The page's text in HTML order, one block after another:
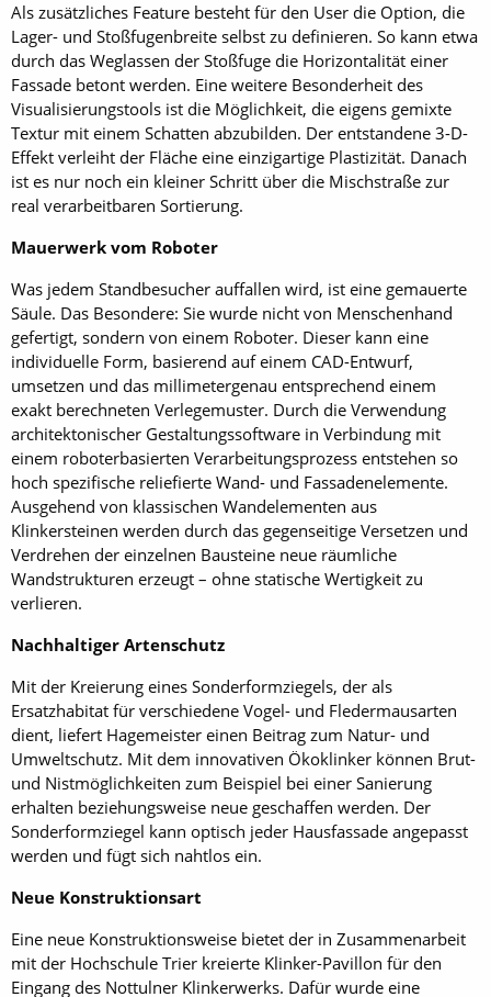
Als zusätzliches Feature besteht für den User die Option, die
Lager- und Stoßfugenbreite selbst zu definieren. So kann etwa
durch das Weglassen der Stoßfuge die Horizontalität einer
Fassade betont werden. Eine weitere Besonderheit des
Visualisierungstools ist die Möglichkeit, die eigens gemixte
Textur mit einem Schatten abzubilden. Der entstandene 3-D-
Effekt verleiht der Fläche eine einzigartige Plastizität. Danach
ist es nur noch ein kleiner Schritt über die Mischstraße zur
real verarbeitbaren Sortierung.
Mauerwerk vom Roboter
Was jedem Standbesucher auffallen wird, ist eine gemauerte
Säule. Das Besondere: Sie wurde nicht von Menschenhand
gefertigt, sondern von einem Roboter. Dieser kann eine
individuelle Form, basierend auf einem CAD-Entwurf,
umsetzen und das millimetergenau entsprechend einem
exakt berechneten Verlegemuster. Durch die Verwendung
architektonischer Gestaltungssoftware in Verbindung mit
einem roboterbasierten Verarbeitungsprozess entstehen so
hoch spezifische reliefierte Wand- und Fassadenelemente.
Ausgehend von klassischen Wandelementen aus
Klinkersteinen werden durch das gegenseitige Versetzen und
Verdrehen der einzelnen Bausteine neue räumliche
Wandstrukturen erzeugt – ohne statische Wertigkeit zu
verlieren.
Nachhaltiger Artenschutz
Mit der Kreierung eines Sonderformziegels, der als
Ersatzhabitat für verschiedene Vogel- und Fledermausarten
dient, liefert Hagemeister einen Beitrag zum Natur- und
Umweltschutz. Mit dem innovativen Ökoklinker können Brut-
und Nistmöglichkeiten zum Beispiel bei einer Sanierung
erhalten beziehungsweise neue geschaffen werden. Der
Sonderformziegel kann optisch jeder Hausfassade angepasst
werden und fügt sich nahtlos ein.
Neue Konstruktionsart
Eine neue Konstruktionsweise bietet der in Zusammenarbeit
mit der Hochschule Trier kreierte Klinker-Pavillon für den
Eingang des Nottulner Klinkerwerks. Dafür wurde eine